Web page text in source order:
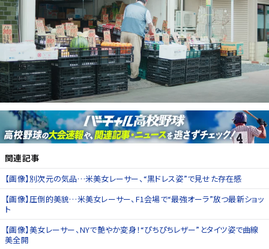
関連記事
【画像】別次元の気品…米美女レーサー、“黒ドレス姿”で見せた存在感
【画像】圧倒的美貌…米美女レーサー、F1会場で“最強オーラ”放つ最新ショッ
ト
【画像】美女レーサー、NYで艶やか変身！“ぴちぴちレザー”とタイツ姿で曲線
美全開